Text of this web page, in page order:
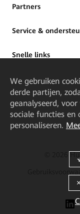
Partners
Service &
Snelle links
© 2026
We gebruiken
derde partijen,
geanalyseerd,
sociale functies en
personaliseren.